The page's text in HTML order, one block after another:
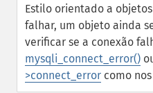
Estilo orientado a
falhar, um objeto ainda
verificar se a conexão
mysqli_connect_error()
>connect_error como